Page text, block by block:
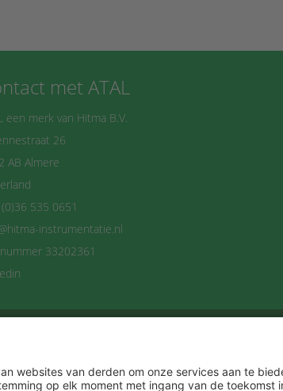
met ATAL
een merk van Hitma B.V.
26
AB Almere
535 0651
instrumentatie.nl
nummer 33202361